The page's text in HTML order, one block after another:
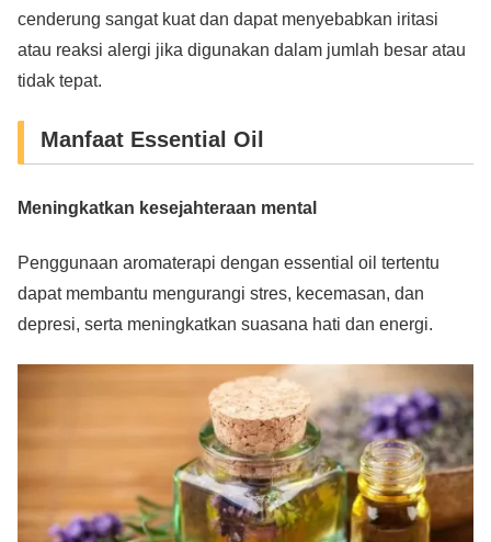
cenderung sangat kuat dan dapat menyebabkan iritasi
atau reaksi alergi jika digunakan dalam jumlah besar atau
tidak tepat.
Manfaat Essential Oil
Meningkatkan kesejahteraan mental
Penggunaan aromaterapi dengan essential oil tertentu
dapat membantu mengurangi stres, kecemasan, dan
depresi, serta meningkatkan suasana hati dan energi.